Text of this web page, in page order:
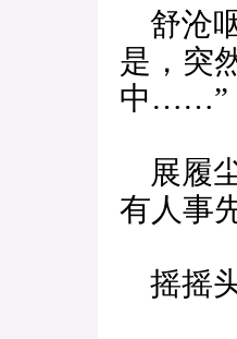
舒沧
是，突
中……”
展履
有人事
摇摇